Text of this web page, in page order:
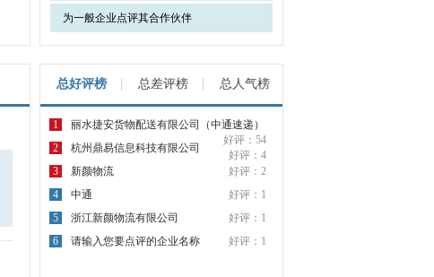
为一般企业点评其合作伙伴
总好评榜 总差评榜 总人气榜
1
丽水捷安货物配送有限公司（中通速递）
好评：54
2 杭州鼎易信息科技有限公司
好评：4
3
新颜物流
好评：2
4
中通
好评：1
5
浙江新颜物流有限公司
好评：1
6
请输入您要点评的企业名称 好评：1